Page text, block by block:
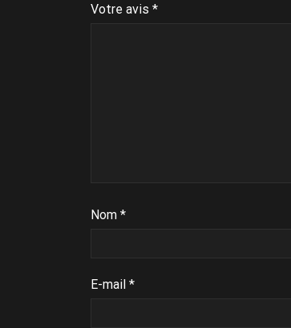
Votre avis *
Nom *
E-mail *